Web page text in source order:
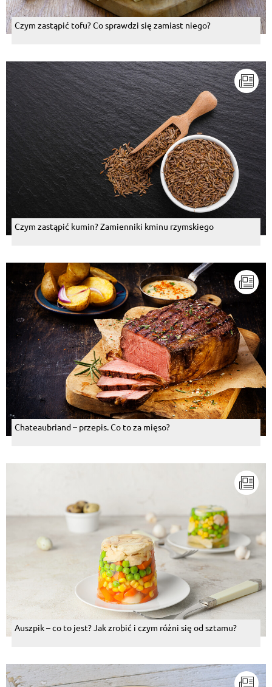
Czym zastąpić tofu? Co sprawdzi się zamiast niego?
Czym zastąpić kumin? Zamienniki kminu rzymskiego
Chateaubriand – przepis. Co to za mięso?
Auszpik – co to jest? Jak zrobić i czym różni się od sztamu?